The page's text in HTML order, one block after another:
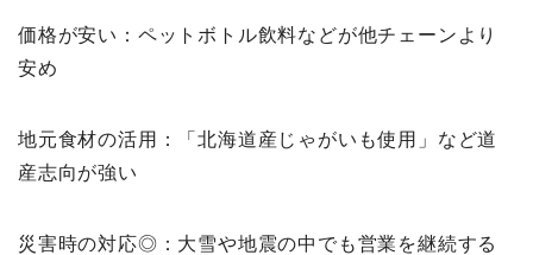
価格が安い：ペットボトル飲料などが他チェーンより
安め
地元食材の活用：「北海道産じゃがいも使用」など道
産志向が強い
災害時の対応◎：大雪や地震の中でも営業を継続する